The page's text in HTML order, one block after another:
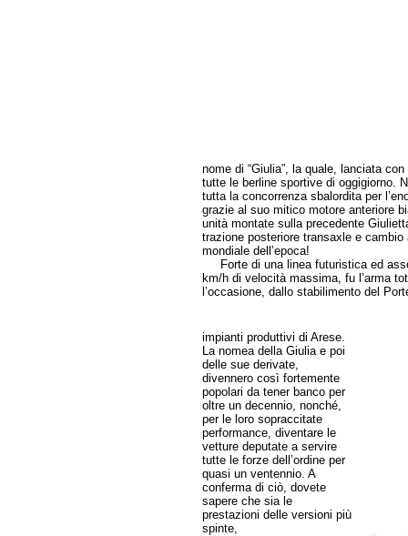
nome di “Giulia”, la quale, lanciata
tutte le berline sportive di oggigiorno.
tutta la concorrenza sbalordita per
grazie al suo mitico motore anteriore
unità montate sulla precedente
trazione posteriore transaxle e
mondiale dell’epoca!
Forte di una linea futuristica ed
km/h di velocità massima, fu l’arma
l’occasione, dallo stabilimento del
impianti produttivi di Arese.
La nomea della Giulia e poi
delle sue derivate,
divennero così fortemente
popolari da tener banco per
oltre un decennio, nonché,
per le loro sopraccitate
performance, diventare le
vetture deputate a servire
tutte le forze dell’ordine per
quasi un ventennio. A
conferma di ciò, dovete
sapere che sia le
prestazioni delle versioni più
spinte,